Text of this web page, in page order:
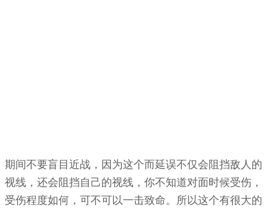
期间不要盲目近战，因为这个而延误不仅会阻挡敌人的
视线，还会阻挡自己的视线，你不知道对面时候受伤，
受伤程度如何，可不可以一击致命。所以这个有很大的